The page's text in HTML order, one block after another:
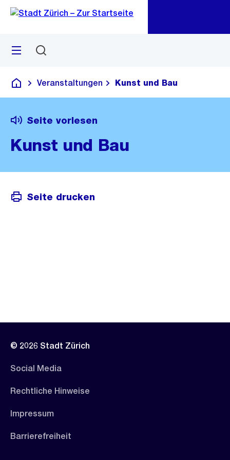
Navigation
Sprunglink
Menü
Deutsch
Veranstaltungen Kunst und Bau
Seite vorlesen
Kunst und Bau
Seite drucken
© 2026 Stadt Zürich
Social Media
Rechtliche Hinweise
Impressum
Barrierefreiheit